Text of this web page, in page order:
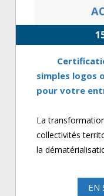
simples logos
pour votre
La
collectivités
la
EN